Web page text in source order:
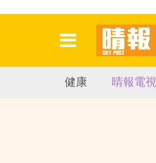
健康 晴報電視